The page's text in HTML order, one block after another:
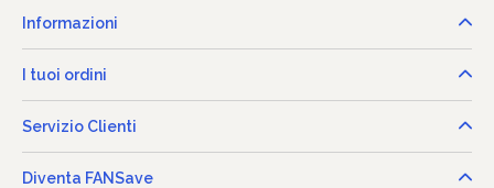
Informazioni
I tuoi ordini
Servizio Clienti
Diventa FANSave